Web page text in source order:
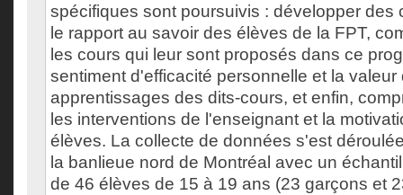
spécifiques sont poursuivis : développer des
le rapport au savoir des élèves de la FPT,
les cours qui leur sont proposés dans ce
sentiment d'efficacité personnelle et la
apprentissages des dits-cours, et enfin,
les interventions de l'enseignant et la
élèves. La collecte de données s'est
la banlieue nord de Montréal avec un
de 46 élèves de 15 à 19 ans (23 garçons et